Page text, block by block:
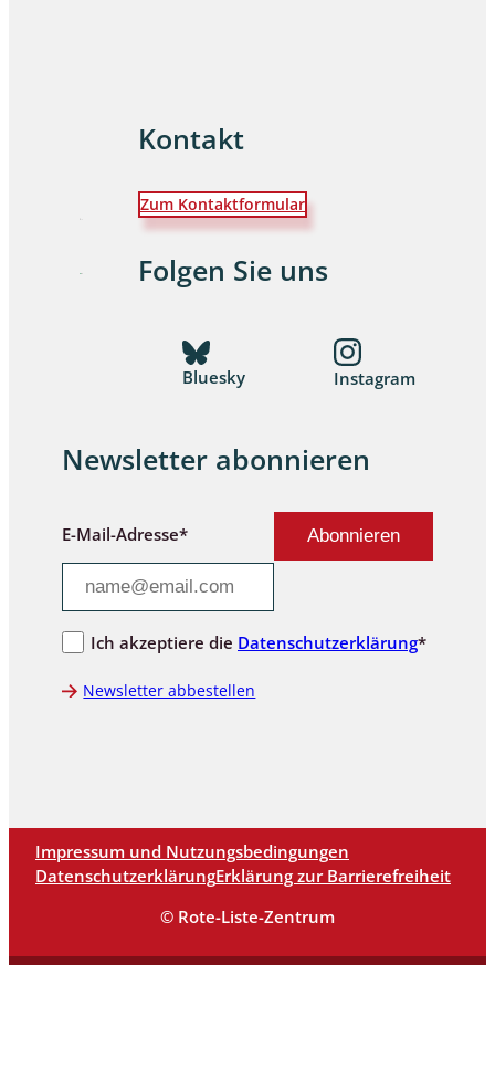
Kontakt
Zum Kontaktformular
Folgen Sie uns
Bluesky Instagram
Newsletter abonnieren
E-Mail-Adresse*
Ich akzeptiere die Datenschutzerklärung*
Newsletter abbestellen
Impressum und Nutzungsbedingungen
DatenschutzerklärungErklärung zur Barrierefreiheit
© Rote-Liste-Zentrum